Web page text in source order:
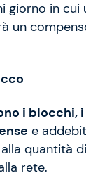
giorno in cui
un
i blocchi,
e
quantità
rete.